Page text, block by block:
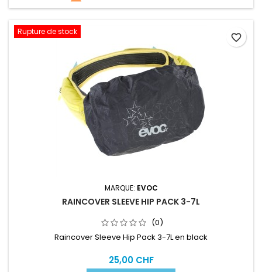
Rupture de stock
MARQUE: EVOC
RAINCOVER SLEEVE HIP PACK 3-7L
(0)
Raincover Sleeve Hip Pack 3-7L en black
25,00 CHF
favorite_border